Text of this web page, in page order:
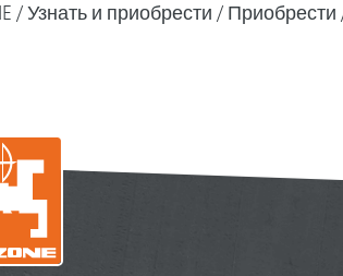
Узнать и приобрести Приобрести